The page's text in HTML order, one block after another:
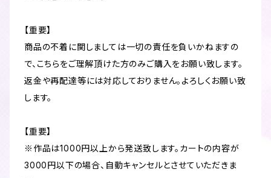
【重要】
商品の不着に関しましては一切の責任を負いかねますの
で、こちらをご理解頂けた方のみご購入をお願い致します。
返金や再配達等には対応しておりません。よろしくお願い致
します。
【重要】
※作品は1000円以上から発送致します。カートの内容が
3000円以下の場合、自動キャンセルとさせていただきま